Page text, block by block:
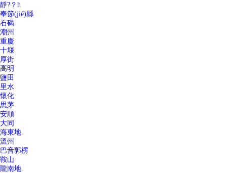
靜?？h
奉節(jié)縣
石碣
潮州
重慶
十堰
厚街
高明
鹽田
里水
懷化
思茅
安順
大同
海東地
溫州
巴音郭楞
鞍山
隴南地